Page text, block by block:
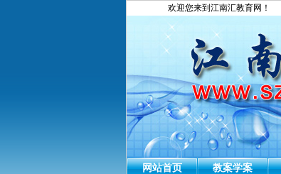
欢迎您来到江南汇教育网！
网站首页 教案学案